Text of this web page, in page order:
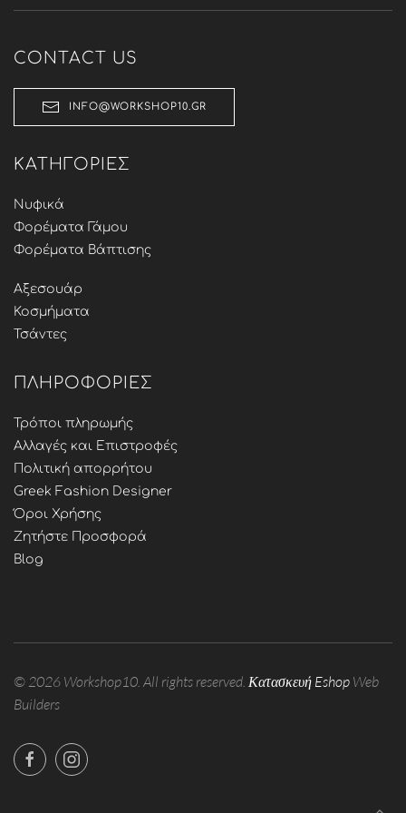
CONTACT US
INFO@WORKSHOP10.GR
ΚΑΤΗΓΟΡΊΕΣ
Νυφικά
Φορέματα Γάμου
Φορέματα Βάπτισης
Αξεσουάρ
Κοσμήματα
Τσάντες
ΠΛΗΡΟΦΟΡΊΕΣ
Τρόποι πληρωμής
Αλλαγές και Επιστροφές
Πολιτική απορρήτου
Greek Fashion Designer
Όροι Χρήσης
Ζητήστε Προσφορά
Blog
©2026 Workshop10. All rights reserved. Κατασκευή Eshop Web
Builders